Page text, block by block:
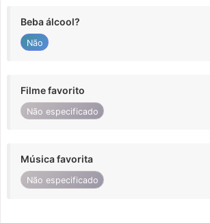
Beba álcool?
Não
Filme favorito
Não especificado
Música favorita
Não especificado